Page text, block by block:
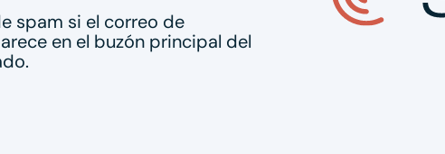
spam si el correo de
en el buzón principal del